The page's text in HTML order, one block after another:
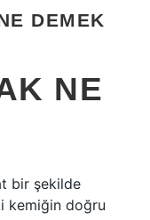
DEMEK
NE
bir şekilde
kemiğin doğru